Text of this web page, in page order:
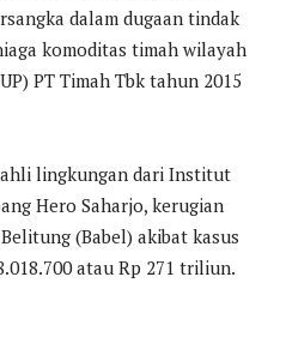
dalam dugaan tindak
komoditas timah wilayah
PT Timah Tbk tahun 2015
lingkungan dari Institut
Hero Saharjo, kerugian
(Babel) akibat kasus
atau Rp 271 triliun.